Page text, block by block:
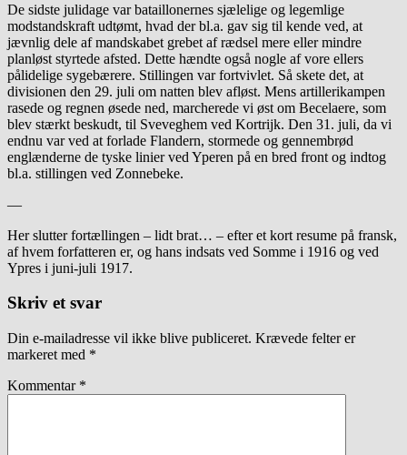
De sidste julidage var bataillonernes sjælelige og legemlige
modstandskraft udtømt, hvad der bl.a. gav sig til kende ved, at
jævnlig dele af mandskabet grebet af rædsel mere eller mindre
planløst styrtede afsted. Dette hændte også nogle af vore ellers
pålidelige sygebærere. Stillingen var fortvivlet. Så skete det, at
divisionen den 29. juli om natten blev afløst. Mens artillerikampen
rasede og regnen øsede ned, marcherede vi øst om Becelaere, som
blev stærkt beskudt, til Sveveghem ved Kortrijk. Den 31. juli, da vi
endnu var ved at forlade Flandern, stormede og gennembrød
englænderne de tyske linier ved Yperen på en bred front og indtog
bl.a. stillingen ved Zonnebeke.
—
Her slutter fortællingen – lidt brat… – efter et kort resume på fransk,
af hvem forfatteren er, og hans indsats ved Somme i 1916 og ved
Ypres i juni-juli 1917.
Skriv et svar
Din e-mailadresse vil ikke blive publiceret. Krævede felter er
markeret med *
Kommentar *